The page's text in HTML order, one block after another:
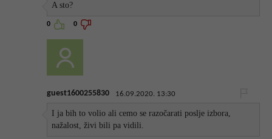
A sto?
0 0
guest1600255830 16.09.2020. 13:30
I ja bih to volio ali cemo se razočarati poslje izbora,
nažalost, živi bili pa vidili.